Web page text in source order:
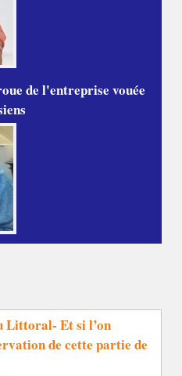
de l'entreprise vouée
Littoral- Et si l’on
de cette partie de